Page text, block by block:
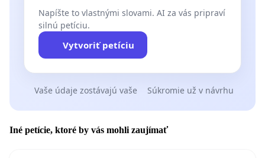
Napíšte to vlastnými slovami. AI za vás pripraví
silnú petíciu.
Vytvoriť petíciu
Vaše údaje zostávajú vaše Súkromie už v návrhu
Iné petície, ktoré by vás mohli zaujímať